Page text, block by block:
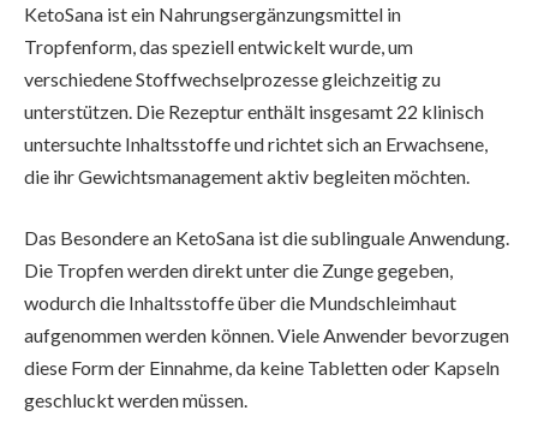
KetoSana ist ein Nahrungsergänzungsmittel in
Tropfenform, das speziell entwickelt wurde, um
verschiedene Stoffwechselprozesse gleichzeitig zu
unterstützen. Die Rezeptur enthält insgesamt 22 klinisch
untersuchte Inhaltsstoffe und richtet sich an Erwachsene,
die ihr Gewichtsmanagement aktiv begleiten möchten.
Das Besondere an KetoSana ist die sublinguale Anwendung.
Die Tropfen werden direkt unter die Zunge gegeben,
wodurch die Inhaltsstoffe über die Mundschleimhaut
aufgenommen werden können. Viele Anwender bevorzugen
diese Form der Einnahme, da keine Tabletten oder Kapseln
geschluckt werden müssen.